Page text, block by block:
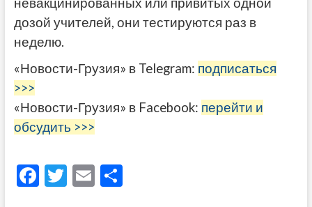
дозой учителей, они тестируются раз в
неделю.
«Новости-Грузия» в Telegram: подписаться
>>>
«Новости-Грузия» в Facebook: перейти и
обсудить >>>
F T E О